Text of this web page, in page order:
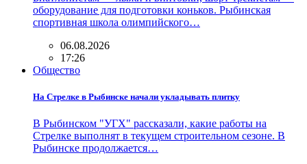
оборудование для подготовки коньков. Рыбинская
спортивная школа олимпийского…
06.08.2026
17:26
Общество
На Стрелке в Рыбинске начали укладывать плитку
В Рыбинском "УГХ" рассказали, какие работы на
Стрелке выполнят в текущем строительном сезоне. В
Рыбинске продолжается…